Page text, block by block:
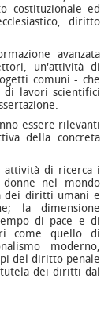
costituzionale ed
diritto
avanzata
un'attività di
comuni - che
di lavori scientifici
essere rilevanti
della concreta
attività di ricerca i
nel mondo
dei diritti umani e
la dimensione
di pace e di
come quello di
moderno,
del diritto penale
dei diritti dal